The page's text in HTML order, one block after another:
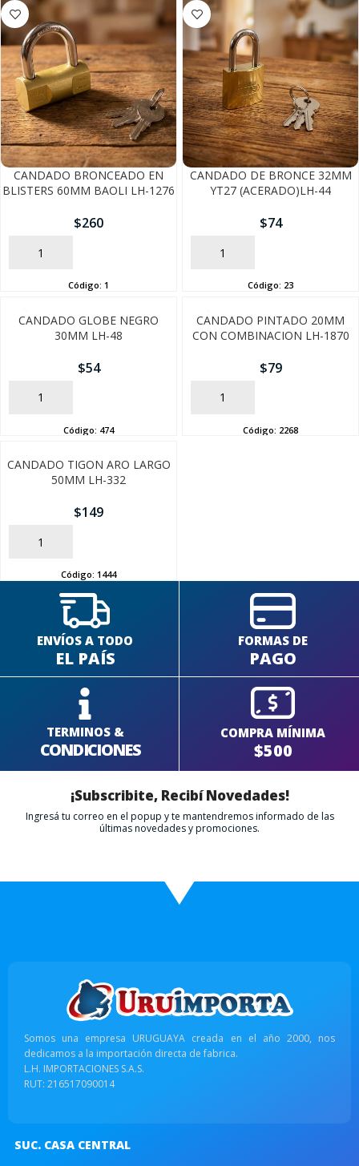
CANDADO BRONCEADO EN
BLISTERS 60MM BAOLI LH-1276
$260
AÑADIR
Código: 1
CANDADO DE BRONCE 32MM
YT27 (ACERADO)LH-44
$74
AÑADIR
Código: 23
CANDADO GLOBE NEGRO
30MM LH-48
$54
AÑADIR
Código: 474
CANDADO PINTADO 20MM
CON COMBINACION LH-1870
$79
AÑADIR
Código: 2268
CANDADO TIGON ARO LARGO
50MM LH-332
$149
AÑADIR
Código: 1444
ENVÍOS A TODO
EL PAÍS
FORMAS DE
PAGO
TERMINOS &
CONDICIONES
COMPRA MÍNIMA
$500
¡Subscribite, Recibí Novedades!
Ingresá tu correo en el popup y te mantendremos informado de las
últimas novedades y promociones.
Somos una empresa URUGUAYA creada en el año 2000, nos
dedicamos a la importación directa de fabrica.
L.H. IMPORTACIONES S.A.S.
RUT: 216517090014
SUC. CASA CENTRAL
FINALIZÁ TU COMPRA